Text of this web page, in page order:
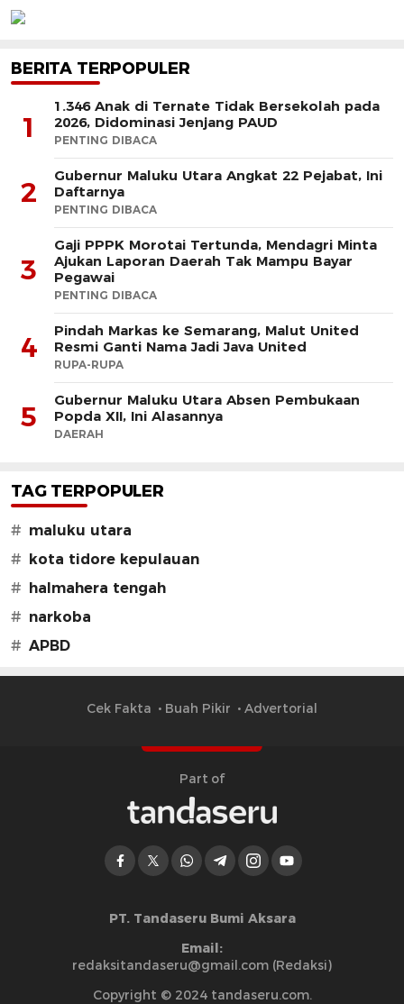
BERITA TERPOPULER
1
1.346 Anak di Ternate Tidak Bersekolah pada
2026, Didominasi Jenjang PAUD
PENTING DIBACA
2
Gubernur Maluku Utara Angkat 22 Pejabat, Ini
Daftarnya
PENTING DIBACA
3
Gaji PPPK Morotai Tertunda, Mendagri Minta
Ajukan Laporan Daerah Tak Mampu Bayar
Pegawai
PENTING DIBACA
4
Pindah Markas ke Semarang, Malut United
Resmi Ganti Nama Jadi Java United
RUPA-RUPA
5
Gubernur Maluku Utara Absen Pembukaan
Popda XII, Ini Alasannya
DAERAH
TAG TERPOPULER
# maluku utara
# kota tidore kepulauan
# halmahera tengah
# narkoba
# APBD
Cek Fakta Buah Pikir Advertorial
Part of
PT. Tandaseru Bumi Aksara
Email:
redaksitandaseru@gmail.com (Redaksi)
Copyright © 2024 tandaseru.com.